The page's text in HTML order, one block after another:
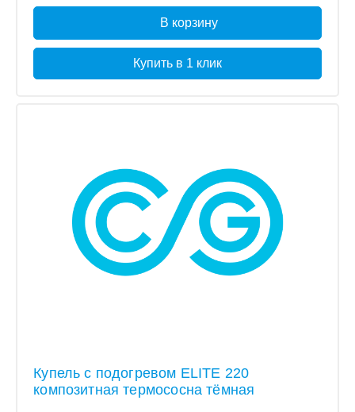
В корзину
Купить в 1 клик
Купель с подогревом ELITE 220
композитная термососна тёмная